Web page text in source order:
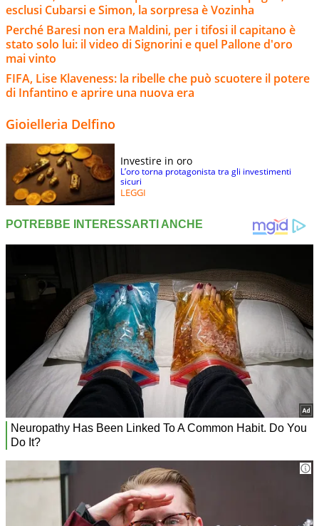
esclusi Cubarsi e Simon, la sorpresa è Vozinha
Perché Baresi non era Maldini, per i tifosi il capitano è
stato solo lui: il video di Signorini e quel Pallone d'oro
mai vinto
FIFA, Lise Klaveness: la ribelle che può scuotere il potere
di Infantino e aprire una nuova era
Gioielleria Delfino
Investire in oro
L’oro torna protagonista tra gli investimenti
sicuri
LEGGI